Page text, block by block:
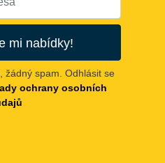
mi nabídky!
žádný spam. Odhlásit se
ochrany osobních